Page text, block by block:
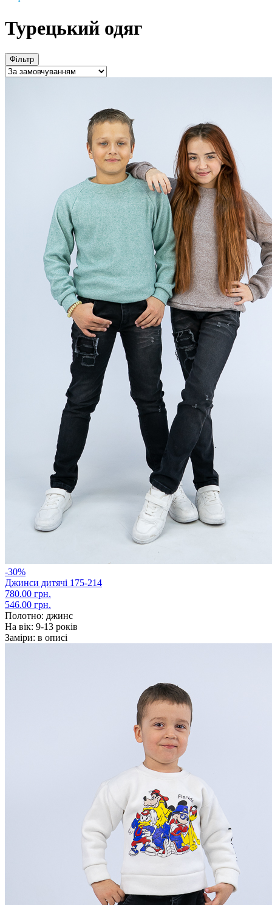
Турецький одяг
Фільтр
-30%
Джинси дитячі 175-214
780.00 грн.
546.00 грн.
Полотно: джинс
На вік: 9-13 років
Заміри: в описі